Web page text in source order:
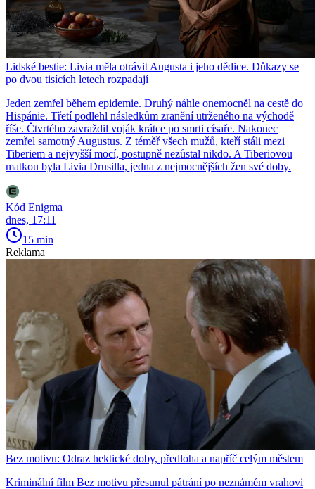
Lidské bestie: Livia měla otrávit Augusta i jeho dědice. Důkazy se
po dvou tisících letech rozpadají
Jeden zemřel během epidemie. Druhý náhle onemocněl na cestě do
Hispánie. Třetí podlehl následkům zranění utrženého na východě
říše. Čtvrtého zavraždil voják krátce po smrti císaře. Nakonec
zemřel samotný Augustus. Z téměř všech mužů, kteří stáli mezi
Tiberiem a nejvyšší mocí, postupně nezůstal nikdo. A Tiberiovou
matkou byla Livia Drusilla, jedna z nejmocnějších žen své doby.
Kód Enigma
dnes, 17:11
15 min
Reklama
Bez motivu: Odraz hektické doby, předloha a napříč celým městem
Kriminální film Bez motivu přesunul pátrání po neznámém vrahovi